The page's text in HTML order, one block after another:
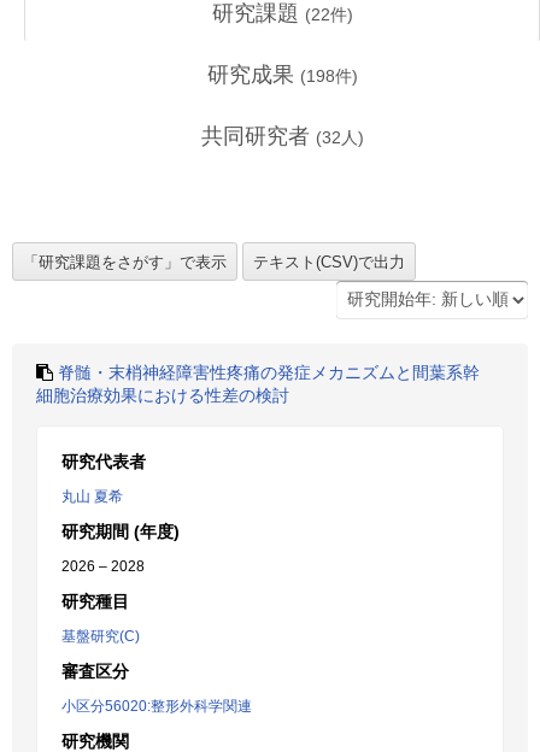
研究課題 (22件)
研究成果 (198件)
共同研究者 (32 人)
脊髄・末梢神経障害性疼痛の発症メカニズムと間葉系幹
細胞治療効果における性差の検討
研究代表者
丸山 夏希
研究期間 (年度)
2026 – 2028
研究種目
基盤研究(C)
審査区分
小区分56020:整形外科学関連
研究機関